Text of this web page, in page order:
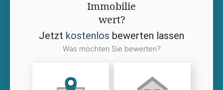
Immobilie
wert?
Jetzt kostenlos bewerten lassen
Was möchten Sie bewerten?